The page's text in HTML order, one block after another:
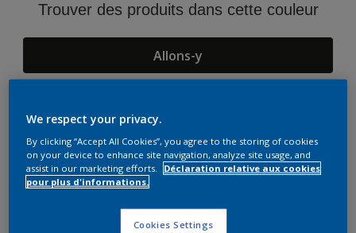
Trouver des produits dans cette couleur
Allons-y
Suggestions d'Harmonies
We respect your privacy.
By clicking “Accept All Cookies”, you agree to the storing of cookies
on your device to enhance site navigation, analyze site usage, and
assist in our marketing efforts.
Déclaration relative aux cookies
pour plus d'informations.
Cookies Settings